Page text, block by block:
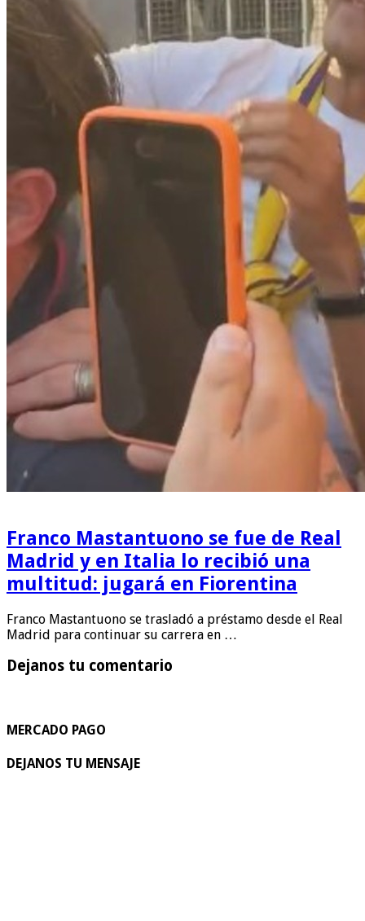
Franco Mastantuono se fue de Real
Madrid y en Italia lo recibió una
multitud: jugará en Fiorentina
Franco Mastantuono se trasladó a préstamo desde el Real
Madrid para continuar su carrera en …
Dejanos tu comentario
MERCADO PAGO
DEJANOS TU MENSAJE